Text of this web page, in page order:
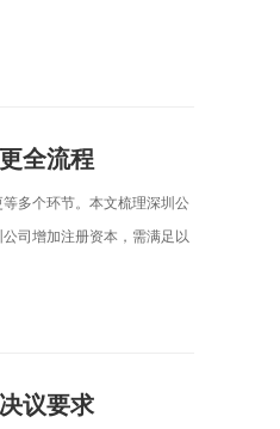
全流程
多个环节。本文梳理深圳公
司增加注册资本，需满足以
议要求